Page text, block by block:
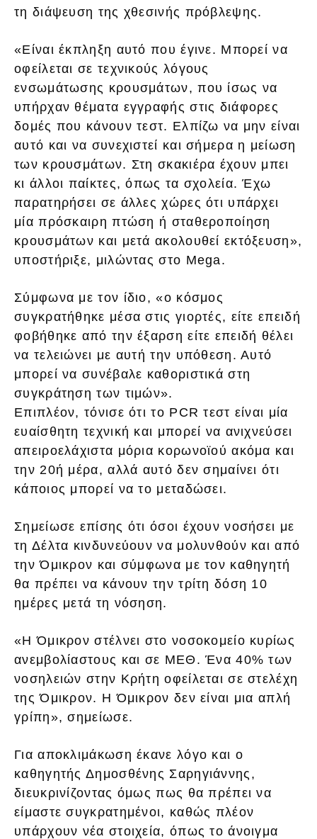
τη διάψευση της χθεσινής πρόβλεψης.
«Είναι έκπληξη αυτό που έγινε. Μπορεί να
οφείλεται σε τεχνικούς λόγους
ενσωμάτωσης κρουσμάτων, που ίσως να
υπήρχαν θέματα εγγραφής στις διάφορες
δομές που κάνουν τεστ. Ελπίζω να μην είναι
αυτό και να συνεχιστεί και σήμερα η μείωση
των κρουσμάτων. Στη σκακιέρα έχουν μπει
κι άλλοι παίκτες, όπως τα σχολεία. Έχω
παρατηρήσει σε άλλες χώρες ότι υπάρχει
μία πρόσκαιρη πτώση ή σταθεροποίηση
κρουσμάτων και μετά ακολουθεί εκτόξευση»,
υποστήριξε, μιλώντας στο Mega.
Σύμφωνα με τον ίδιο, «ο κόσμος
συγκρατήθηκε μέσα στις γιορτές, είτε επειδή
φοβήθηκε από την έξαρση είτε επειδή θέλει
να τελειώνει με αυτή την υπόθεση. Αυτό
μπορεί να συνέβαλε καθοριστικά στη
συγκράτηση των τιμών».
Επιπλέον, τόνισε ότι το PCR τεστ είναι μία
ευαίσθητη τεχνική και μπορεί να ανιχνεύσει
απειροελάχιστα μόρια κορωνοϊού ακόμα και
την 20ή μέρα, αλλά αυτό δεν σημαίνει ότι
κάποιος μπορεί να το μεταδώσει.
Σημείωσε επίσης ότι όσοι έχουν νοσήσει με
τη Δέλτα κινδυνεύουν να μολυνθούν και από
την Όμικρον και σύμφωνα με τον καθηγητή
θα πρέπει να κάνουν την τρίτη δόση 10
ημέρες μετά τη νόσηση.
«Η Όμικρον στέλνει στο νοσοκομείο κυρίως
ανεμβολίαστους και σε ΜΕΘ. Ένα 40% των
νοσηλειών στην Κρήτη οφείλεται σε στελέχη
της Όμικρον. Η Όμικρον δεν είναι μια απλή
γρίπη», σημείωσε.
Για αποκλιμάκωση έκανε λόγο και ο
καθηγητής Δημοσθένης Σαρηγιάννης,
διευκρινίζοντας όμως πως θα πρέπει να
είμαστε συγκρατημένοι, καθώς πλέον
υπάρχουν νέα στοιχεία, όπως το άνοιγμα